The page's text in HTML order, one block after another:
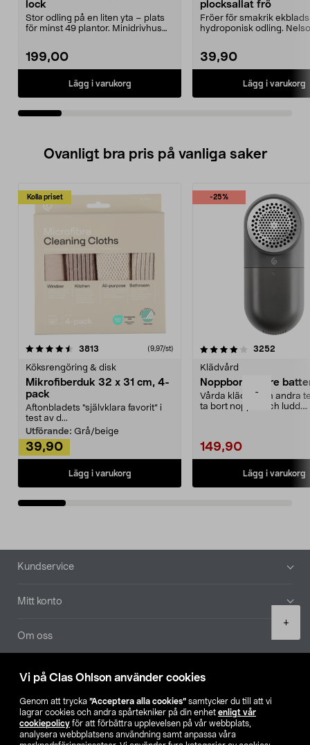
Vi på Clas Ohlson använder cookies
Genom att trycka ”Acceptera alla cookies” samtycker du till att vi
lagrar cookies och andra spårtekniker på din enhet enligt vår
cookiepolicy för att förbättra upplevelsen på vår webbplats,
analysera webbplatsens användning samt anpassa våra
-
+
lock
Stor odling på en liten yta – plats
för minst 49 plantor. Minidrivhus
199,00
Lägg i varukorg
plocksallat frö
Fröer för smakrik
hydroponisk odling.
39,90
Lägg i varukorg
Ovanligt bra pris på vanliga saker
Kolla priset
3813 (9,97/st)
Köksrengöring & disk
Mikrofiberduk 32 x 31 cm, 4-
pack
Aftonbladets "självklara favorit” i
test av d...
Utförande: Grå/beige
39,90
Lägg i varukorg
-25%
4.0av 5 stjärnor 3252
Klädvård
Noppborttagare
Vårda kläder och andra
ta bort noppor och ludd.
149,90
Lägg i varukorg
4.5av 5 stjärnor
Sidfot
Kundservice
Mitt konto
Om oss
Aktuellt
Våra bolag
Hitta butik